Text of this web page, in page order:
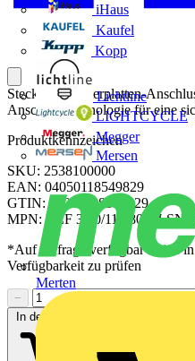
iHaus
Kaufel
Kopp
Lichtline
LIGHTCYCLE
Megger
Mersen
Merten
Steckbarer Leiterplatten-
Anschlusstechnologie für eine
Produktkennzeichen
SKU: 2538100000
EAN: 04050118549829
GTIN: 04050118549829
MPN: BLF 3.50/11/180LH SN
*Auf Anfrage verfügbar - bitte in
Verfügbarkeit zu prüfen
−
In den Warenkorb